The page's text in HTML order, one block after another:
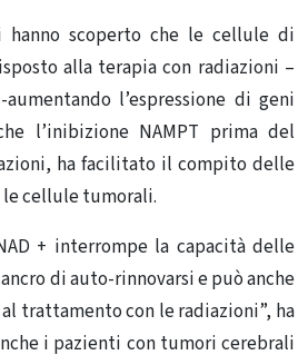
scoperto che le cellule di
alla terapia con radiazioni –
l’espressione di geni
l’inibizione NAMPT prima del
ha facilitato il compito delle
cellule tumorali.
+ interrompe la capacità delle
di auto-rinnovarsi e può anche
trattamento con le radiazioni”, ha
i pazienti con tumori cerebrali